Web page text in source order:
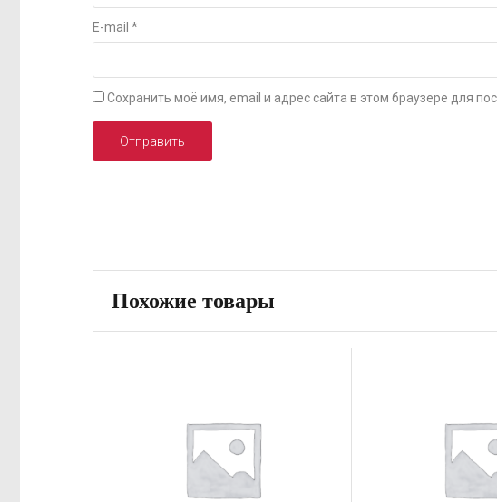
E-mail *
Сохранить моё имя, email и адрес сайта в этом браузере для
Похожие товары